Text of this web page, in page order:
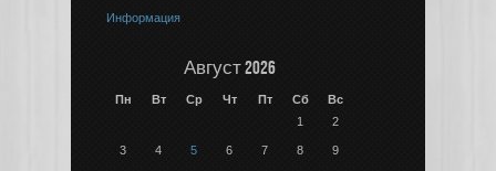
Информация
Август 2026
Пн Вт Ср Чт Пт Сб
Вс
1
2
3 4 5 6 7 8 9